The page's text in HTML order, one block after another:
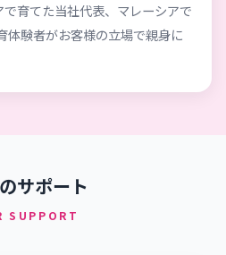
育てた当社代表、マレーシアで
体験者がお客様の立場で親身に
サポート
SUPPORT